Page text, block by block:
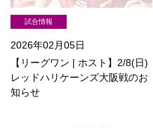
試合情報
2026年02月05日
【リーグワン | ホスト】2/8(日)
レッドハリケーンズ大阪戦のお
知らせ